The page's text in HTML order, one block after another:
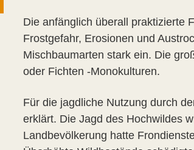
Die anfänglich überall praktizierte
Frostgefahr, Erosionen und
Mischbaumarten stark ein. Die
oder Fichten -Monokulturen.
Für die jagdliche Nutzung durch
erklärt. Die Jagd des Hochwildes
Landbevölkerung hatte